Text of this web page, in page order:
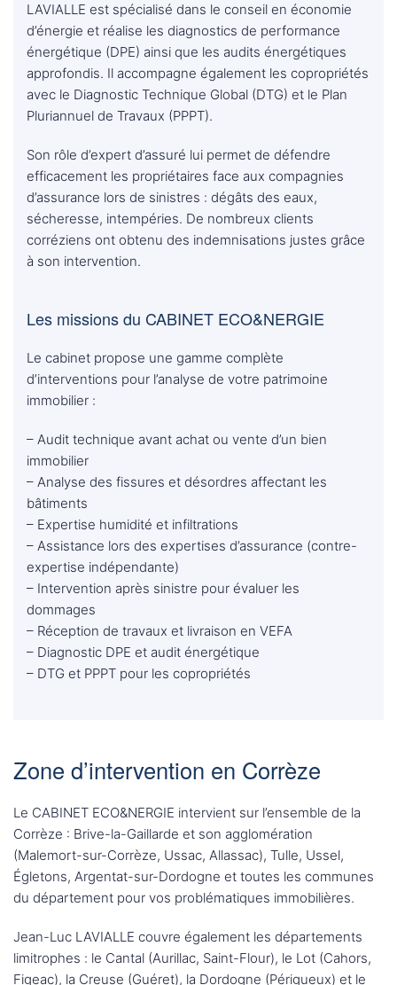
LAVIALLE est spécialisé dans le conseil en économie
d’énergie et réalise les diagnostics de performance
énergétique (DPE) ainsi que les audits énergétiques
approfondis. Il accompagne également les copropriétés
avec le Diagnostic Technique Global (DTG) et le Plan
Pluriannuel de Travaux (PPPT).
Son rôle d’expert d’assuré lui permet de défendre
efficacement les propriétaires face aux compagnies
d’assurance lors de sinistres : dégâts des eaux,
sécheresse, intempéries. De nombreux clients
corréziens ont obtenu des indemnisations justes grâce
à son intervention.
Les missions du CABINET ECO&NERGIE
Le cabinet propose une gamme complète
d’interventions pour l’analyse de votre patrimoine
immobilier :
– Audit technique avant achat ou vente d’un bien
immobilier
– Analyse des fissures et désordres affectant les
bâtiments
– Expertise humidité et infiltrations
– Assistance lors des expertises d’assurance (contre-
expertise indépendante)
– Intervention après sinistre pour évaluer les
dommages
– Réception de travaux et livraison en VEFA
– Diagnostic DPE et audit énergétique
– DTG et PPPT pour les copropriétés
Zone d’intervention en Corrèze
Le CABINET ECO&NERGIE intervient sur l’ensemble de la
Corrèze : Brive-la-Gaillarde et son agglomération
(Malemort-sur-Corrèze, Ussac, Allassac), Tulle, Ussel,
Égletons, Argentat-sur-Dordogne et toutes les communes
du département pour vos problématiques immobilières.
Jean-Luc LAVIALLE couvre également les départements
limitrophes : le Cantal (Aurillac, Saint-Flour), le Lot (Cahors,
Figeac), la Creuse (Guéret), la Dordogne (Périgueux) et le